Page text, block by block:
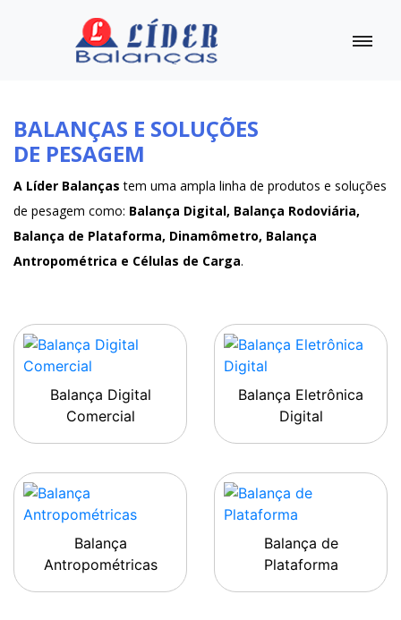
BALANÇAS E SOLUÇÕES
DE PESAGEM
A Líder Balanças tem uma ampla linha de produtos e soluções
de pesagem como: Balança Digital, Balança Rodoviária,
Balança de Plataforma, Dinamômetro, Balança
Antropométrica e Células de Carga.
Balança Digital
Comercial
Balança Eletrônica
Digital
Balança
Antropométricas
Balança de
Plataforma